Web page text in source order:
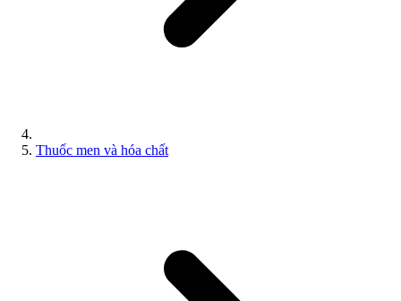
Thuốc men và hóa chất